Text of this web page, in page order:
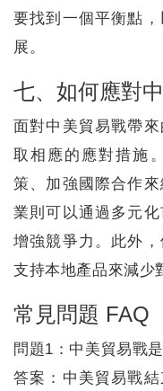
要找到一個平衡點
展。
七、如何應對
面對中美貿易戰帶
取相應的應對措施
策、加強國際合作
業則可以通過多元
增強競爭力。此外
支持本地產品來減少
常見問題 FAQ
問題1：中美貿易戰
答案：中美貿易戰